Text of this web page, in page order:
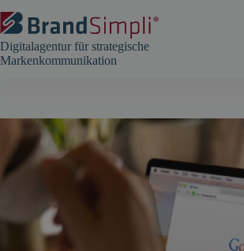
Inhalt
springen
Digitalagentur für strategische
Markenkommunikation